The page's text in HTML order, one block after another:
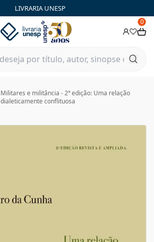
LIVRARIA UNESP
0
Militares e militância - 2ª edição: Uma relação
dialeticamente conflituosa